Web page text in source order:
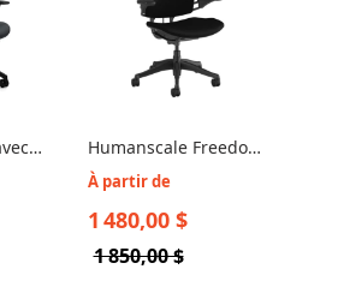
-
Humanscale Freedom
- Chaise Freedom
À partir de
1 480,00 $
1 850,00 $